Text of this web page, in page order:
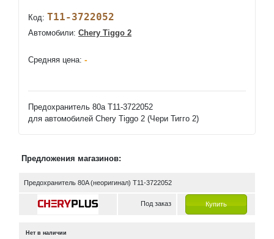
Код: T11-3722052
Автомобили: Chery Tiggo 2
Средняя цена: -
Предохранитель 80а T11-3722052
для автомобилей Chery Tiggo 2 (Чери Тигго 2)
Предложения магазинов:
Предохранитель 80A (неоригинал) T11-3722052
Под заказ Купить
Нет в наличии